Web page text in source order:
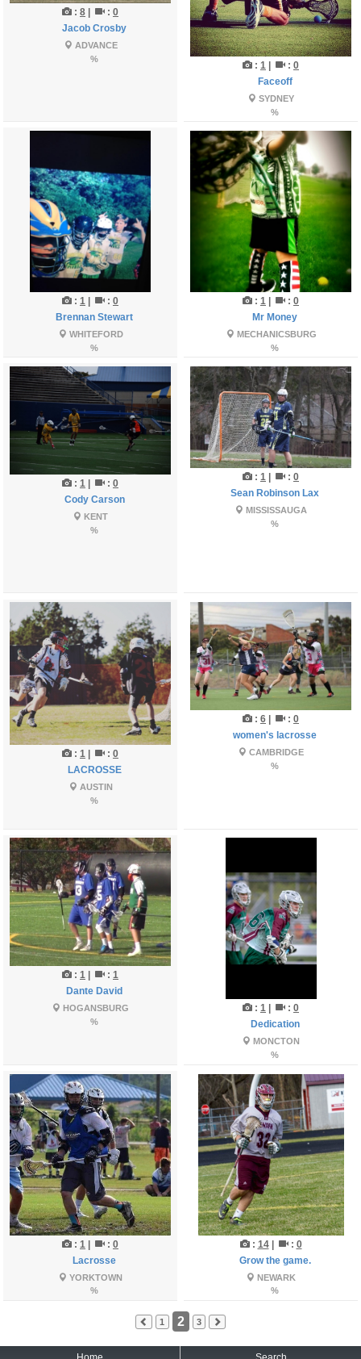
: 8 | : 0
Jacob Crosby
ADVANCE
%
: 1 | : 0
Faceoff
SYDNEY
%
: 1 | : 0
Brennan Stewart
WHITEFORD
%
: 1 | : 0
Mr Money
MECHANICSBURG
%
: 1 : 0
Cody Carson
KENT
%
: 1 : 0
Sean Robinson Lax
MISSISSAUGA
%
: 1 : 0
LACROSSE
AUSTIN
%
: 6 : 0
women's lacrosse
CAMBRIDGE
%
: 1 : 1
Dante David
HOGANSBURG
%
: 1 : 0
Dedication
MONCTON
%
: 1 | : 0
Lacrosse
YORKTOWN
%
: 14| : 0
Grow the game.
NEWARK
%
1 2 3